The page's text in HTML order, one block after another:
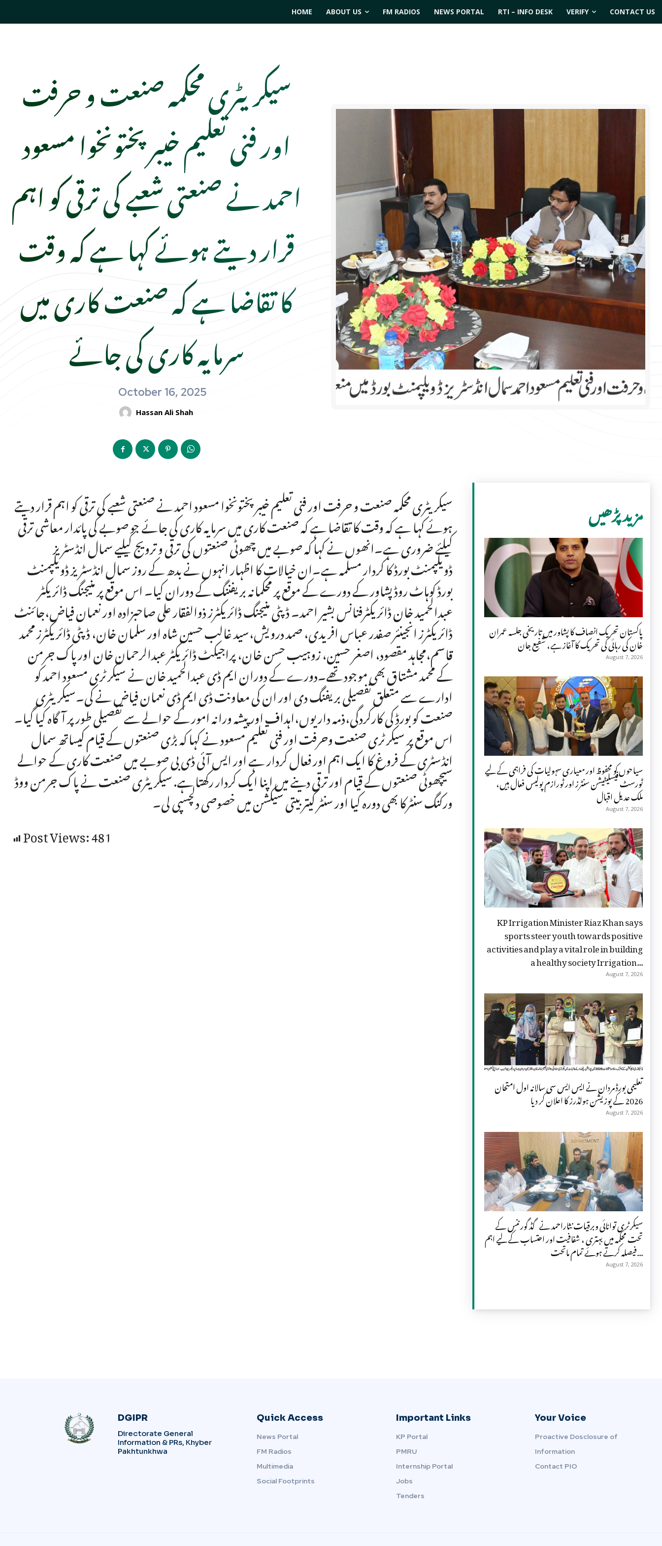
HOME ABOUT US FM RADIOS NEWS PORTAL RTI – INFO DESK VERIFY CONTACT US
سیکریٹری محکمہ صنعت و حرفت
اور فنی تعلیم خیبرپختونخوا مسعود
احمد نے صنعتی شعبے کی ترقی کو اہم
قرار دیتے ہوئے کہا ہے کہ وقت
کا تقاضا ہے کہ صنعت کاری میں
سرمایہ کاری کی جائے
October 16, 2025
Hassan Ali Shah
سیکریٹری محکمہ صنعت و حرفت اور فنی تعلیم خیبرپختونخوا مسعود احمد نے صنعتی شعبے کی ترقی کو اہم قرار دیتے
ہوئے کہا ہے کہ وقت کا تقاضا ہے کہ صنعت کاری میں سرمایہ کاری کی جائے جو صوبے کی پائدار معاشی ترقی
کیلئے ضروری ہے۔انھوں نے کہا کہ صوبے میں چھوٹی صنعتوں کی ترقی و ترویج کیلیے سمال انڈسٹریز
ڈویلپمنٹ بورڈ کا کردار مسلمہ ہے۔ان خیالات کا اظہار انہوں نے بدھ کے روز سمال انڈسٹریز ڈویلپمنٹ
بورڈ کوہاٹ روڈ پشاور کے دورے کے موقع پر محکمانہ بریفننگ کے دوران کیا۔ اس موقع پر منیجنگ ڈائریکٹر
عبدالحمید خان ڈائریکٹرفنانس بشیر احمد۔ ڈپٹی منیجنگ ڈائریکٹرز ذوالفقار علی صاحبزادہ اور نعمان فیاض،جائنٹ
ڈائریکٹرز انجینئر صفدر عباس افریدی، صمد درویش،سید غالب حسین شاہ اور سلمان خان، ڈپٹی ڈائریکٹرز محمد
قاسم،مجاہد مقصود، اصغر حسین، زوہیب حسن خان، پراجیکٹ ڈائریکٹر عبدالرحمان خان اورپاک جرمن
کے محمد مشتاق بھی موجود تھے۔دورے کے دوران ایم ڈی عبدالحمید خان نے سیکرٹری مسعود احمد کو
ادارے سے متعلق تفصیلی بریفنگ دی اور ان کی معاونت ڈی ایم ڈی نعمان فیاض نے کی۔سیکریٹری
صنعت کو بورڈ کی کارکردگی،ذمہ داریوں،اہداف اور پیشہ ورانہ امور کے حوالے سے تفصیلی طور پر آگاہ کیا گیا۔
اس موقع پر سیکرٹری صنعت وحرفت اور فنی تعلیم مسعود نے کہا کہ بڑی صنعتوں کے قیام کیساتھ سمال
انڈسٹری کے فروغ کا ایک اہم اور فعال کردار ہے اور ایس آئی ڈی بی صوبے میں صنعت کاری کے حوالے
سیچھوٹی صنعتوں کے قیام اور ترقی دینے میں اپنا ایک کردار رکھتا ہے. سیکریٹری صنعت نے پاک جرمن ووڈ
ورکنگ سنٹرکا بھی دورہ کیا اور سنٹر کیتربیتی سیکشن میں خصوصی دلچسپی لی۔
Post Views:481
مزید پڑھیں
پاکستان تحریک انصاف کا پشاور میں تاریخی جلسہ عمران
خان کی رہائی کی تحریک کا آغاز ہے، شفیع جان
August 7, 2026
سیاحوں کو محفوظ اور معیاری سہولیات کی فراہمی کے لیے
ٹورسٹ فیسلیٹیشن سنٹرز اور ٹورازم پولیس فعال ہیں،
ملک عدیل اقبال
August 7, 2026
KP Irrigation Minister Riaz Khan says
sports steer youth towards positive
activities and play a vital role in building
a healthy society Irrigation...
August 7, 2026
تعلیمی بورڈ مردان نے ایس ایس سی سالانہ اول امتحان
2026 کے پوزیشن ہولڈرز کا اعلان کر دیا
August 7, 2026
سیکرٹری توانائی وبرقیات نثاراحمد نے گڈ گورننس کے
تحت محکمہ میں بہتری ، شفافیت اور احتساب کے لیے اہم
فیصلہ کرتے ہوئے تمام ماتحت...
August 7, 2026
DGIPR
Directorate General
Information & PRs, Khyber
Pakhtunkhwa
Quick Access
News Portal
FM Radios
Multimedia
Social Footprints
Important Links
KP Portal
PMRU
Internship Portal
Jobs
Tenders
Your Voice
Proactive Dosclosure of
Information
Contact PIO